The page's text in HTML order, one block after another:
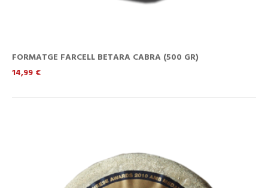
FORMATGE FARCELL BETARA CABRA (500 GR)
Preu
14,99 €